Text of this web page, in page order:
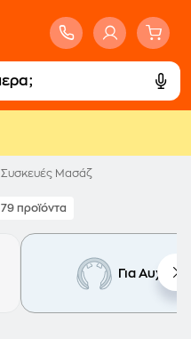
Συσκευές Μασάζ
79 προϊόντα
Για Αυχένα